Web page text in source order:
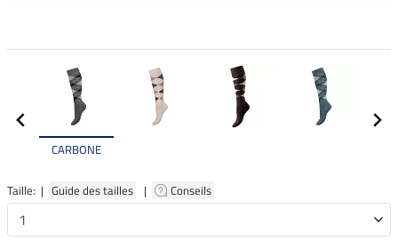
CARBONE
Taille: | Guide des tailles | Conseils